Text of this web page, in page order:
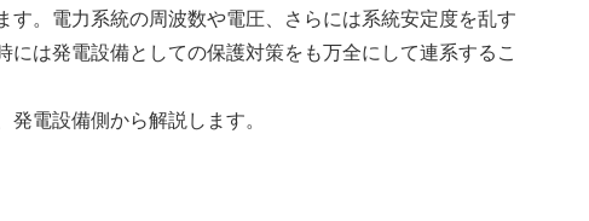
。電力系統の周波数や電圧、さらには系統安定度を乱す
は発電設備としての保護対策をも万全にして連系するこ
電設備側から解説します。